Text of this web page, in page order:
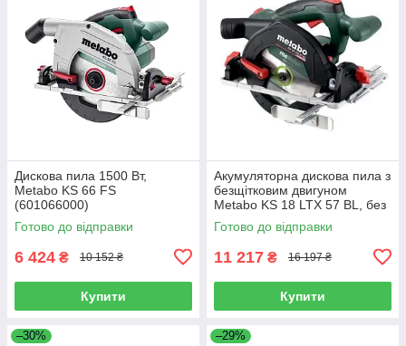
Дискова пила 1500 Вт,
Metabo KS 66 FS
(601066000)
Готово до відправки
6 424 ₴ 10 152 ₴
Купити
Акумуляторна дискова пила з
безщітковим двигуном
Metabo KS 18 LTX 57 BL, без
АКБ та ЗП (611857850)
Готово до відправки
11 217 ₴ 16 197 ₴
Купити
–30% –29%